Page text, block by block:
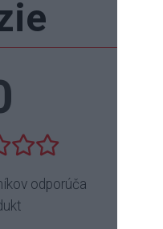
odporúča